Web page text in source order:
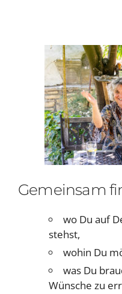
Gemeinsam
wo Du auf
stehst,
wohin Du
was Du
Wünsche zu